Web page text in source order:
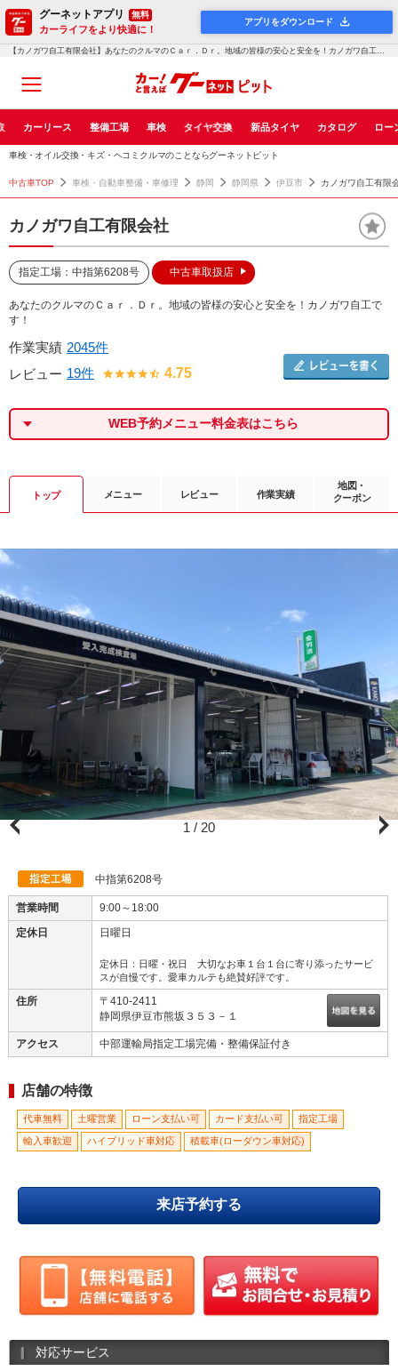
グーネットアプリ 無料
カーライフをより快適に！
アプリをダウンロード
【カノガワ自工有限会社】あなたのクルマのＣａｒ．Ｄｒ。地域の皆様の安心と安全を！カノガワ自工です！！グーネットピット
カーリース 整備工場 車検 タイヤ交換 新品タイヤ カタログ ロー
車検・オイル交換・キズ・ヘコミクルマのことならグーネットピット
中古車TOP 車検・自動車整備・車修理 静岡 静岡県 伊豆市 カノガワ自工有限
カノガワ自工有限会社
指定工場：中指第6208号 中古車取扱店
あなたのクルマのＣａｒ．Ｄｒ。地域の皆様の安心と安全を！カノガワ自工で
す！
作業実績 2045件
レビュー 19件 4.75
WEB予約メニュー料金表はこちら
トップ メニュー レビュー 作業実績
地図・
クーポン
1 / 20
中指第6208号
営業時間
9:00～18:00
定休日
日曜日
定休日：日曜・祝日 大切なお車１台１台に寄り添ったサービ
スが自慢です。愛車カルテも絶賛好評です。
住所
〒410-2411
静岡県伊豆市熊坂３５３－１
アクセス 中部運輸局指定工場完備・整備保証付き
店舗の特徴
代車無料 土曜営業 ローン支払い可 カード支払い可 指定工場
輸入車歓迎 ハイブリッド車対応 積載車(ローダウン車対応)
来店予約する
対応サービス